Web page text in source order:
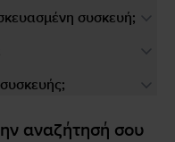
συσκευή;
αναζήτησή σου